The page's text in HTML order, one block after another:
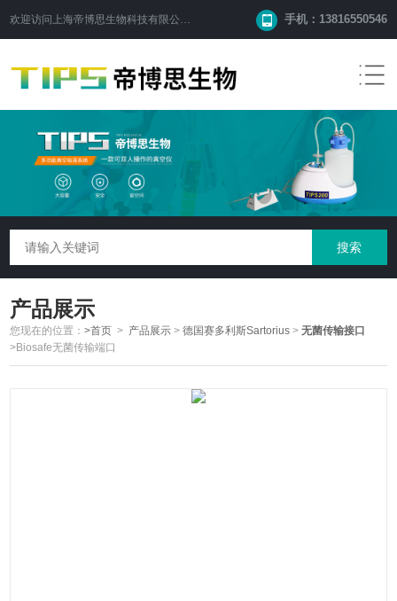
欢迎访问 上海帝博思生物科技有限公司 手机：13816550546
产品展示
您现在的位置：>首页 > 产品展示 >德国赛多利斯Sartorius >无菌传输接口
>Biosafe无菌传输端口